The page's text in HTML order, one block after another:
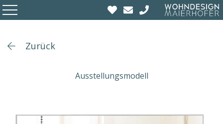
Zurück
Ausstellungsmodell